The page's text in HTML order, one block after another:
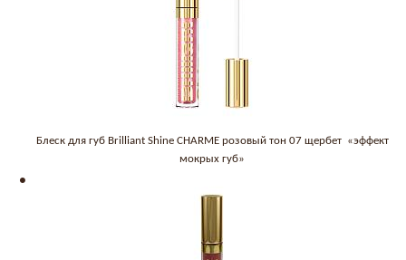
Блеск для губ Brilliant Shine CHARME розовый тон 07 щербет «эффект
мокрых губ»